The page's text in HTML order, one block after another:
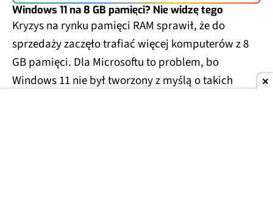
Windows 11 na 8 GB pamięci? Nie widzę tego
Kryzys na rynku pamięci RAM sprawił, że do
sprzedaży zaczęło trafiać więcej komputerów z 8
GB pamięci. Dla Microsoftu to problem, bo
Windows 11 nie był tworzony z myślą o takich